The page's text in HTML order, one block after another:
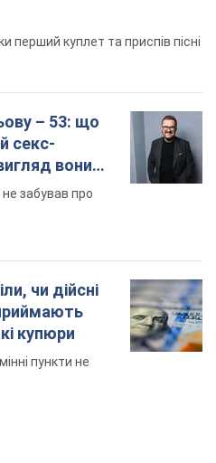
куплет та приспів пісні
– 53: що
секс-
вони
забував про
чи дійсні
купюри
пункти не